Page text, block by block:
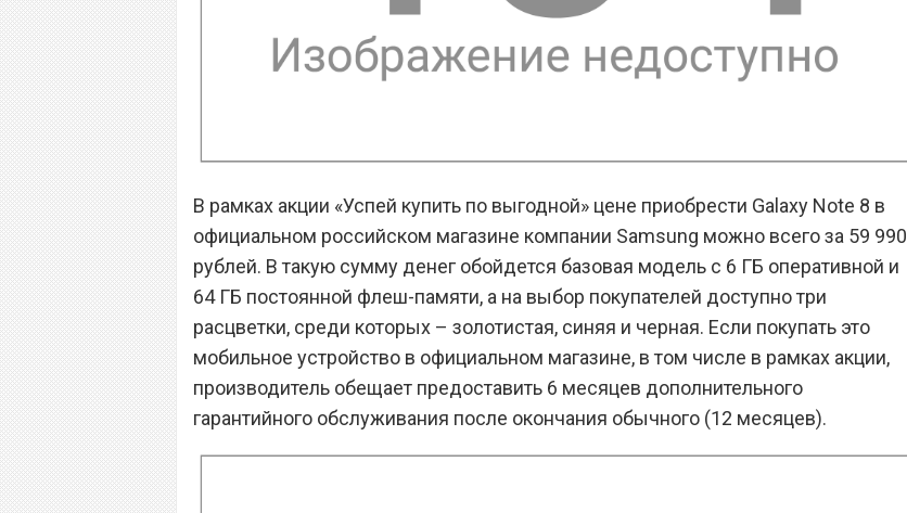
В рамках акции «Успей купить по выгодной» цене приобрести Galaxy Note 8 в
официальном российском магазине компании Samsung можно всего за 59 990
рублей. В такую сумму денег обойдется базовая модель с 6 ГБ оперативной и
64 ГБ постоянной флеш-памяти, а на выбор покупателей доступно три
расцветки, среди которых – золотистая, синяя и черная. Если покупать это
мобильное устройство в официальном магазине, в том числе в рамках акции,
производитель обещает предоставить 6 месяцев дополнительного
гарантийного обслуживания после окончания обычного (12 месяцев).